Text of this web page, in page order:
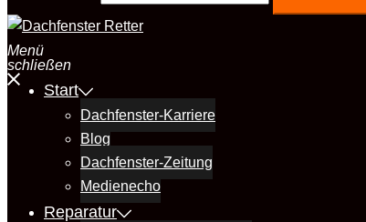
Menü
schließen
Start
Dachfenster-Karriere
Blog
Dachfenster-Zeitung
Medienecho
Reparatur